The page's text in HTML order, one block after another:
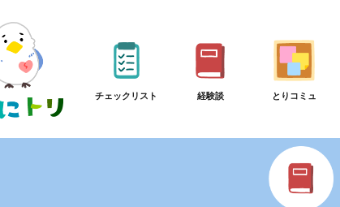
チェックリスト 経験談 とりコミュ